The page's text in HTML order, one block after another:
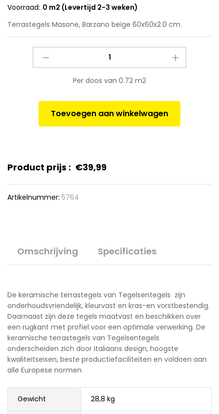
Voorraad: 0 m2 (Levertijd 2-3 weken)
Terrastegels Masone, Barzano beige 60x60x2.0 cm.
quantity
Per doos van 0.72 m2
Toevoegen aan winkelwagen
Product prijs : €39,99
Artikelnummer: 5764
Omschrijving Specificaties
De keramische terrastegels van Tegelsentegels zijn
onderhoudsvriendelijk, kleurvast en kras-en vorstbestendig.
Daarnaast zijn deze tegels maatvast en beschikken over
een rugkant met profiel voor een optimale verwerking. De
keramische terrastegels van Tegelsentegels
onderscheiden zich door Italiaans design, hoogste
kwaliteitseisen, beste productiefaciliteiten en voldoen aan
alle Europese normen
Gewicht 28,8 kg